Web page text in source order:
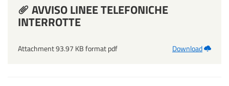
AVVISO LINEE TELEFONICHE
INTERROTTE
Attachment 93.97 KB format pdf Download